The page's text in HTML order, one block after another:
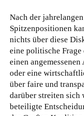
Nach der
Spitzenpositionen
nichts über diese
eine politische Frage
einen
oder eine
über faire und
darüber streiten sich
beteiligte